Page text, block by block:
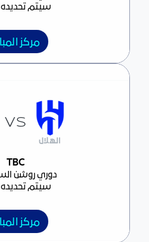
سيتم تحديده
مركز
TBC
دوري روشن
سيتم تحديده
الهلال
VS
مركز